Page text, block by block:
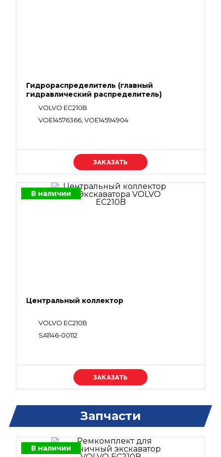
Гидрораспределитель (главный
гидравлический распределитель)
VOLVO EC210B
VOE14576366, VOE14594904
Уточняйте цену
В наличии
Центральный коллектор
VOLVO EC210B
SA1146-00112
Уточняйте цену
Запчасти
В наличии